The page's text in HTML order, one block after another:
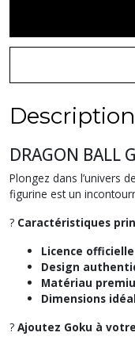
Description
DRAGON BALL
Plongez dans l’univers de
figurine est un
? Caractéristiques
Licence
Design
Matériau
Dimensions
? Ajoutez Goku à